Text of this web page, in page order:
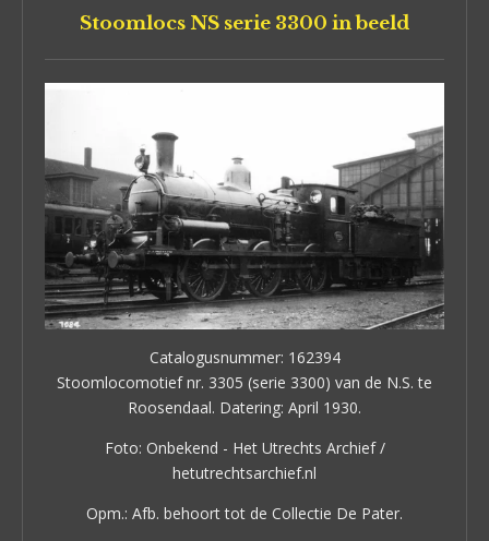
Stoomlocs NS serie 3300 in beeld
Catalogusnummer: 162394
Stoomlocomotief nr. 3305 (serie 3300) van de N.S. te
Roosendaal. Datering: April 1930.
Foto: Onbekend - Het Utrechts Archief /
hetutrechtsarchief.nl
Opm.: Afb. behoort tot de Collectie De Pater.